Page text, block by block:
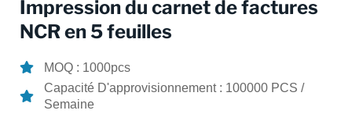
Impression du carnet de factures
NCR en 5 feuilles
MOQ : 1000pcs
Capacité D'approvisionnement : 100000 PCS /
Semaine